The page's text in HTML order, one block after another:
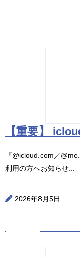
【重要】
『@icloud.com／
利用の方へお知らせ...
2026年8月5日